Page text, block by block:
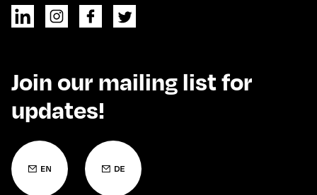
Join our mailing list for
updates!